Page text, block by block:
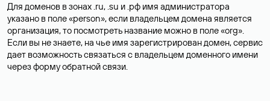
Для доменов в зонах .ru, .su и .рф имя администратора
указано в поле «person», если владельцем домена является
организация, то посмотреть название можно в поле «org».
Если вы не знаете, на чье имя зарегистрирован домен, сервис
дает возможность связаться с владельцем доменного имени
через форму обратной связи.